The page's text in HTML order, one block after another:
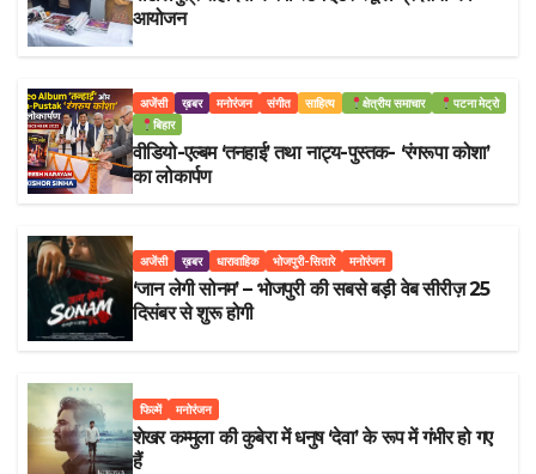
आयोजन
अजेंसी ख़बर मनोरंजन संगीत साहित्य क्षेत्रीय समाचार
पटना मेट्रो
बिहार
वीडियो-एल्बम ‘तनहाई’ तथा नाट्य-पुस्तक- ‘रंगरूपा कोशा’
का लोकार्पण
अजेंसी ख़बर धारावाहिक भोजपुरी-सितारे मनोरंजन
‘जान लेगी सोनम’ – भोजपुरी की सबसे बड़ी वेब सीरीज़ 25
दिसंबर से शुरू होगी
फिल्में मनोरंजन
शेखर कम्मुला की कुबेरा में धनुष ‘देवा’ के रूप में गंभीर हो गए
हैं